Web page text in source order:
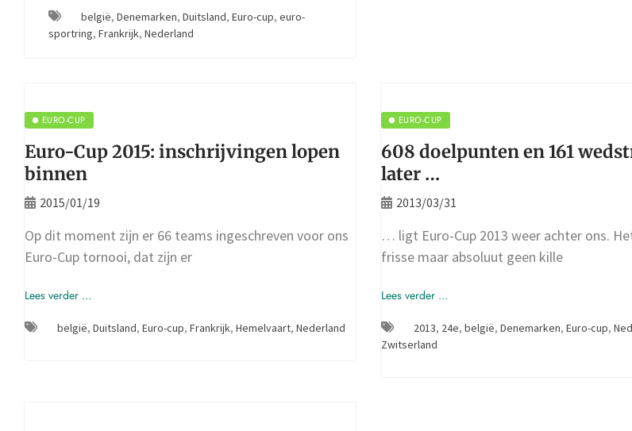
belgië, Denemarken, Duitsland, Euro-cup, euro-
sportring, Frankrijk, Nederland
EURO-CUP
Euro-Cup 2015: inschrijvingen lopen
binnen
2015/01/19
Op dit moment zijn er 66 teams ingeschreven voor ons
Euro-Cup tornooi, dat zijn er
Lees verder ...
belgië, Duitsland, Euro-cup, Frankrijk, Hemelvaart, Nederland
EURO-CUP
608 doelpunten en 161
later …
2013/03/31
… ligt Euro-Cup 2013 weer achter ons.
frisse maar absoluut geen kille
Lees verder ...
2013, 24e,belgië,Denemarken,Euro-cup,
Zwitserland